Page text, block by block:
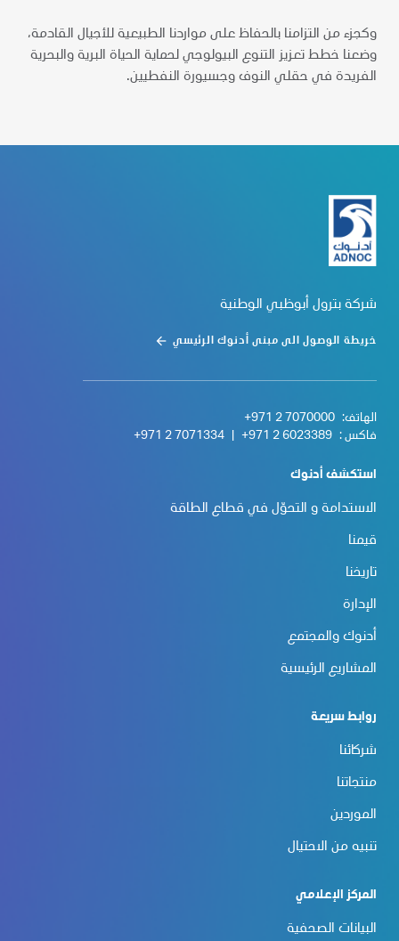
وكجزء من التزامنا بالحفاظ على مواردنا الطبيعية للأجيال القادمة،
وضعنا خطط تعزيز التنوع البيولوجي لحماية الحياة البرية والبحرية
الفريدة في حقلي النوف وجسيورة النفطيين.
شركة بترول أبوظبي الوطنية
خريطة الوصول الى مبنى أدنوك الرئيسي
الهاتف: +971 2 7070000
فاكس : +971 2 6023389
+971 2 7071334
استكشف أدنوك
الاستدامة و التحوّل في قطاع الطاقة
قيمنا
تاريخنا
الإدارة
أدنوك والمجتمع
المشاريع الرئيسية
روابط سريعة
شركائنا
منتجاتنا
الموردين
تنبيه من الاحتيال
المركز الإعلامي
البيانات الصحفية